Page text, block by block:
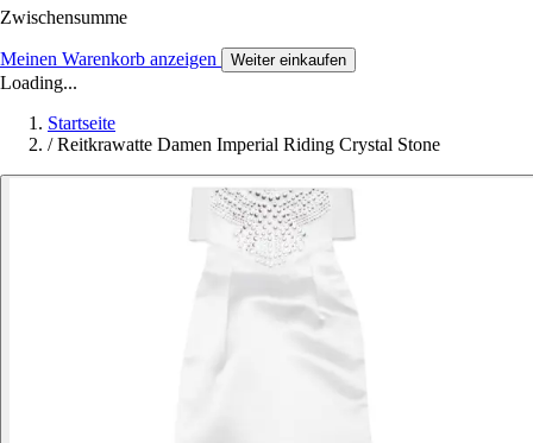
Zwischensumme
Meinen Warenkorb anzeigen Weiter einkaufen
Loading...
Startseite
/ Reitkrawatte Damen Imperial Riding Crystal Stone